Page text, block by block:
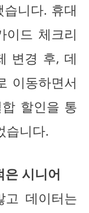
니다. 휴대
드 체크리
변경 후, 데
이동하면서
할인을 통
습니다.
은 시니어
데이터는